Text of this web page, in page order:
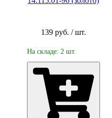
139 руб. / шт.
На складе: 2 шт.